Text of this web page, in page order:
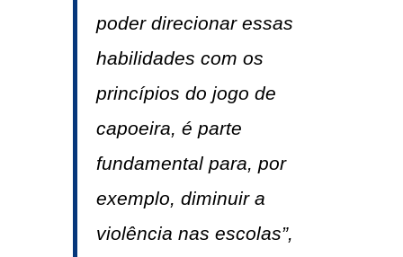
poder direcionar essas
habilidades com os
princípios do jogo de
capoeira, é parte
fundamental para, por
exemplo, diminuir a
violência nas escolas”,